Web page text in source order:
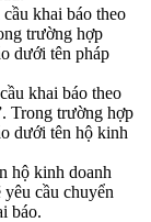
khai báo theo
trường hợp
dưới tên pháp
khai báo theo
Trong trường hợp
dưới tên hộ kinh
hộ kinh doanh
cầu chuyển
báo.